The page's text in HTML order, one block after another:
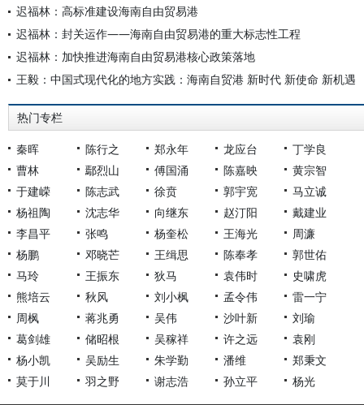
迟福林：高标准建设海南自由贸易港
迟福林：封关运作——海南自由贸易港的重大标志性工程
迟福林：加快推进海南自由贸易港核心政策落地
王毅：中国式现代化的地方实践：海南自贸港 新时代 新使命 新机遇
热门专栏
秦晖 陈行之 郑永年 龙应台
丁学良
曹林
鄢烈山 傅国涌 陈嘉映
黄宗智
于建嵘
陈志武 徐贲 郭宇宽
马立诚
杨祖陶
沈志华 向继东 赵汀阳
戴建业
李昌平
张鸣 杨奎松 王海光
周濂
杨鹏
邓晓芒 王缉思 陈奉孝
郭世佑
马玲
王振东 狄马 袁伟时
史啸虎
熊培云
秋风 刘小枫 孟令伟
雷一宁
周枫
蒋兆勇 吴伟 沙叶新
刘瑜
葛剑雄
储昭根 吴稼祥 许之远
袁刚
杨小凯
吴励生 朱学勤 潘维
郑秉文
莫于川
羽之野 谢志浩 孙立平 杨光